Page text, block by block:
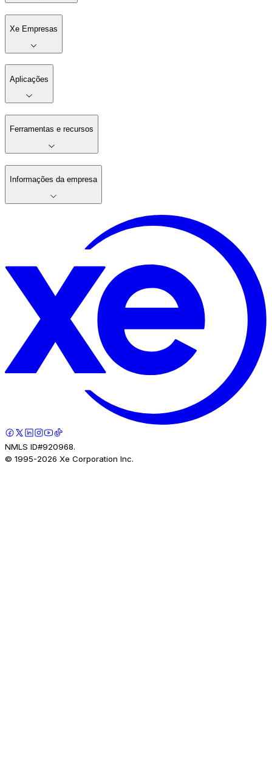
Xe Empresas
Aplicações
Ferramentas e recursos
Informações da empresa
NMLS ID#920968.
© 1995-2026 Xe Corporation Inc.